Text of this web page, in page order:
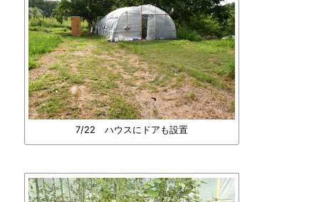
7/22 ハウスにドアも設置